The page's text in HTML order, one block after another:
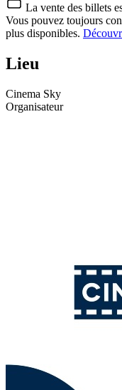
La vente des billets
Vous pouvez toujours
plus disponibles.
Lieu
Cinema Sky
Organisateur